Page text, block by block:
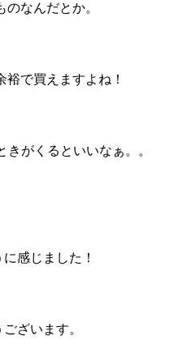
なんだとか。
で買えますよね！
がくるといいなぁ。。
感じました！
ざいます。